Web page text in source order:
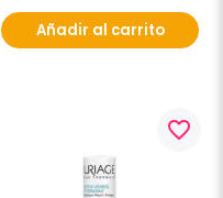
Añadir al carrito
favorite_border